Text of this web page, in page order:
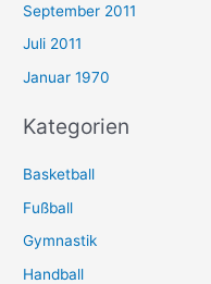
September 2011
Juli 2011
Januar 1970
Kategorien
Basketball
Fußball
Gymnastik
Handball